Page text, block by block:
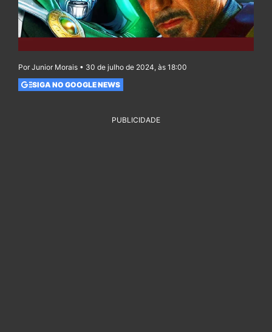
Por Junior Morais • 30 de julho de 2024, às 18:00
SIGA NO GOOGLE NEWS
PUBLICIDADE